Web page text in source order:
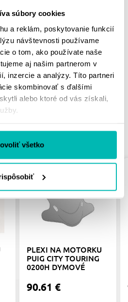
súbory cookies
a reklám, poskytovanie funkcií
návštevnosti používame
o tom, ako používate naše
aj našim partnerom v
inzercie a analýzy. Títo partneri
skombinovať s ďalšími
alebo ktoré od vás získali,
všetko
BY SA VÁM
PRODUKTY
PLEXI NA MOTORKU
PUIG CITY TOURING
0200H DYMOVÉ
90.61 €